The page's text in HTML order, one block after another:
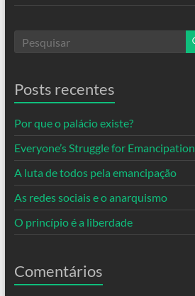
Posts recentes
Por que o palácio existe?
Everyone’s Struggle for Emancipation
A luta de todos pela emancipação
As redes sociais e o anarquismo
O princípio é a liberdade
Comentários